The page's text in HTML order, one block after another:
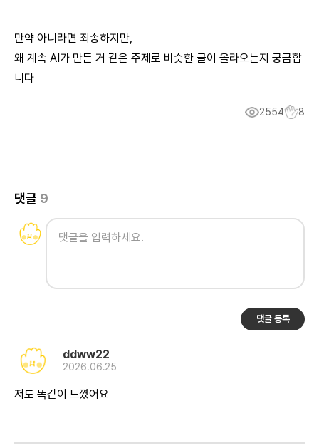
만약 아니라면 죄송하지만,
왜 계속 AI가 만든 거 같은 주제로 비슷한 글이 올라오는지 궁금합
니다
2554 8
댓글 9
댓글 등록
ddww22
2026.06.25
저도 똑같이 느꼈어요